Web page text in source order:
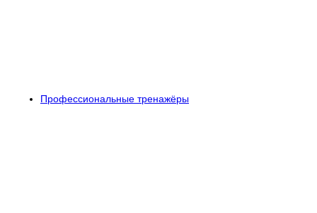
Профессиональные тренажёры